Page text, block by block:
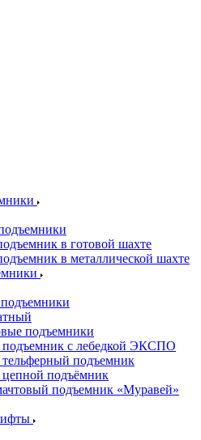
в готовой шахте
в металлической шахте
подъемники
с лебедкой ЭКСПО
подъемник
подъёмник
подъемник «Муравей»